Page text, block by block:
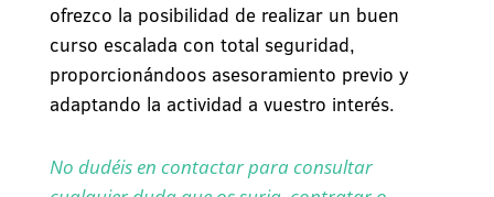
ofrezco la posibilidad de realizar un buen
curso escalada con total seguridad,
proporcionándoos asesoramiento previo y
adaptando la actividad a vuestro interés.
No dudéis en contactar para consultar